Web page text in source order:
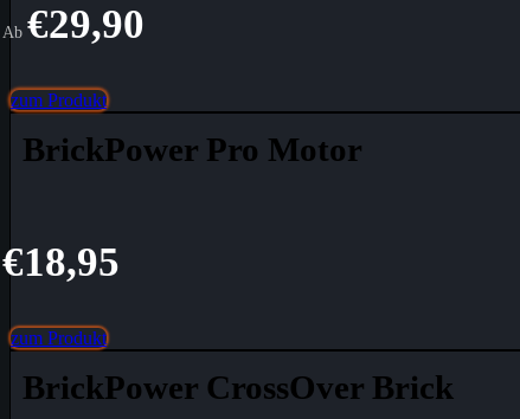
Ab €29,90
zum Produkt
BrickPower Pro Motor
€18,95
zum Produkt
BrickPower CrossOver Brick